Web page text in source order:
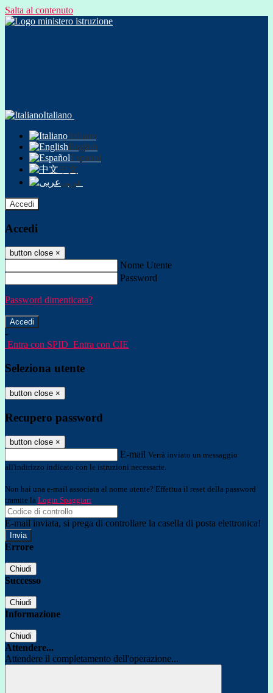
Salta al contenuto
Italiano
Italiano
English
Español
中文
عربى
Accedi
Accedi
button close ×
Nome Utente
Password
Password dimenticata?
-
Entra con SPID Entra con CIE
Seleziona utente
button close ×
Recupero password
button close ×
E-mail Verrà inviato un messaggio
all'indirizzo indicato con le istruzioni necessarie.
Non hai una e-mail associata al nome utente? Effettua il reset della password
tramite la Login Spaggiari
E-mail inviata, si prega di controllare la casella di posta elettronica!
Errore
Chiudi
Successo
Chiudi
Informazione
Chiudi
Attendere...
Attendere il completamento dell'operazione...